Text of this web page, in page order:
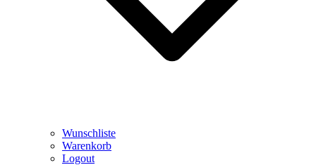
Wunschliste
Warenkorb
Logout